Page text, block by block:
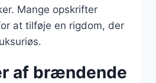
Mange opskrifter
at tilføje en rigdom, der
af brændende